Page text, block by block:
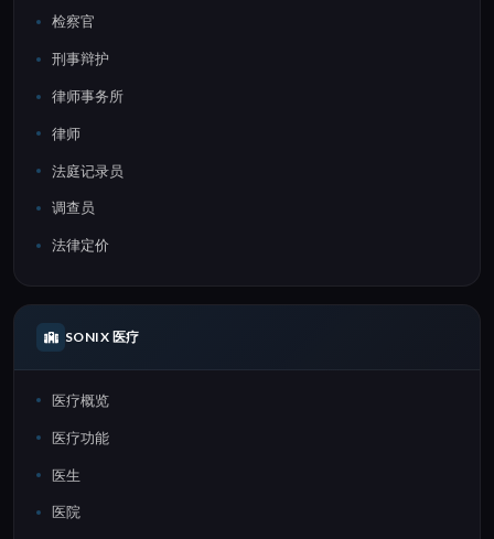
检察官
刑事辩护
律师事务所
律师
法庭记录员
调查员
法律定价
SONIX 医疗
医疗概览
医疗功能
医生
医院